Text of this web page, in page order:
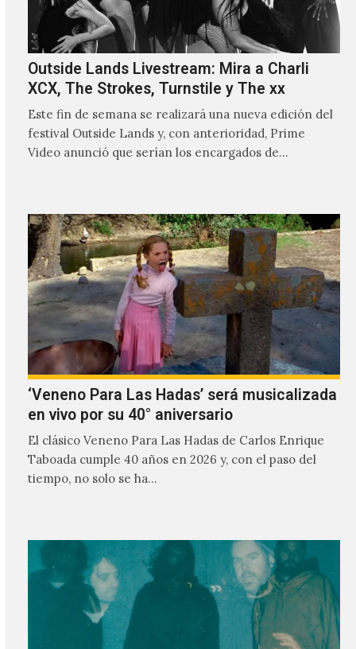
Outside Lands Livestream: Mira a Charli
XCX, The Strokes, Turnstile y The xx
Este fin de semana se realizará una nueva edición del
festival Outside Lands y, con anterioridad, Prime
Video anunció que serían los encargados de
‘Veneno Para Las Hadas’ será musicalizada
en vivo por su 40° aniversario
El clásico Veneno Para Las Hadas de Carlos Enrique
Taboada cumple 40 años en 2026 y, con el paso del
tiempo, no solo se ha…